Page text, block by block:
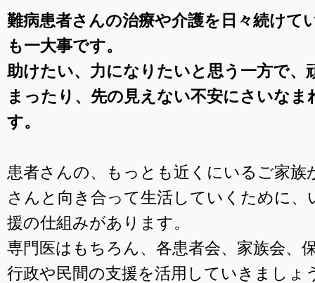
難病患者さんの治療や介護を日々続けて
も一大事です。
助けたい、力になりたいと思う一方で、
まったり、先の見えない不安にさいな
す。
患者さんの、もっとも近くにいるご家族
さんと向き合って生活していくために、
援の仕組みがあります。
専門医はもちろん、各患者会、家族会、
行政や民間の支援を活用していきましょ